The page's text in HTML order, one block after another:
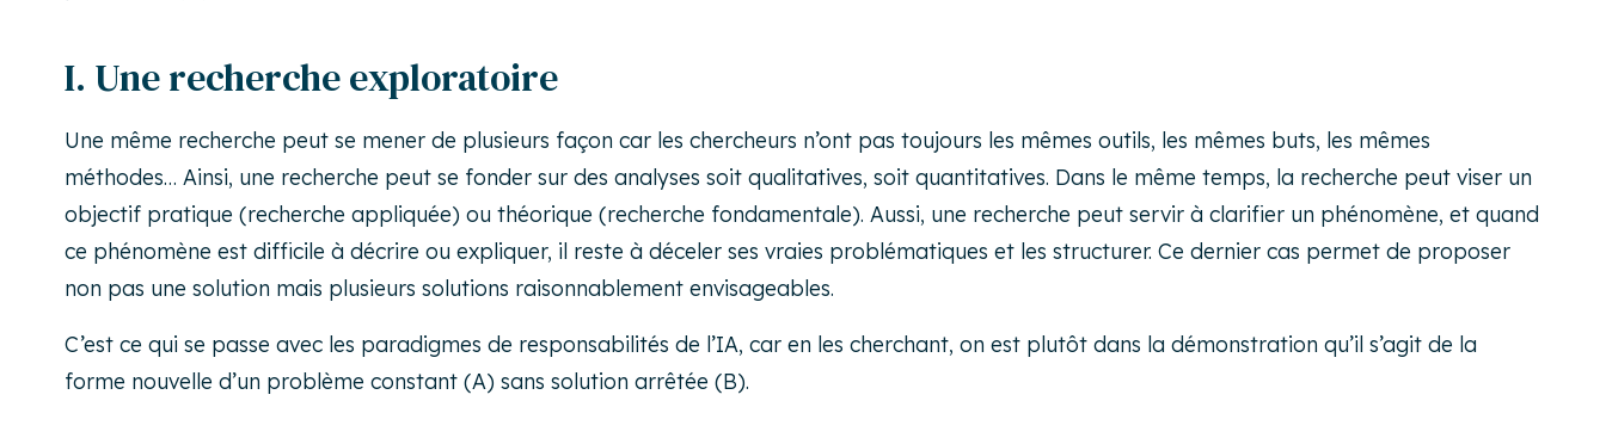
I. Une recherche exploratoire
Une même recherche peut se mener de plusieurs façon car les chercheurs n’ont pas toujours les mêmes outils, les mêmes buts, les mêmes
méthodes… Ainsi, une recherche peut se fonder sur des analyses soit qualitatives, soit quantitatives. Dans le même temps, la recherche peut viser un
objectif pratique (recherche appliquée) ou théorique (recherche fondamentale). Aussi, une recherche peut servir à clarifier un phénomène, et quand
ce phénomène est difficile à décrire ou expliquer, il reste à déceler ses vraies problématiques et les structurer. Ce dernier cas permet de proposer
non pas une solution mais plusieurs solutions raisonnablement envisageables.
C’est ce qui se passe avec les paradigmes de responsabilités de l’IA, car en les cherchant, on est plutôt dans la démonstration qu’il s’agit de la
forme nouvelle d’un problème constant (A) sans solution arrêtée (B).